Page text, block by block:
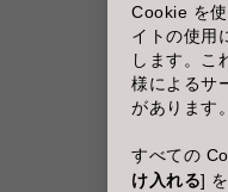
商品
(土
Cookie を
イトの使用
します。こ
様によるサ
があります。
すべての
け入れる]